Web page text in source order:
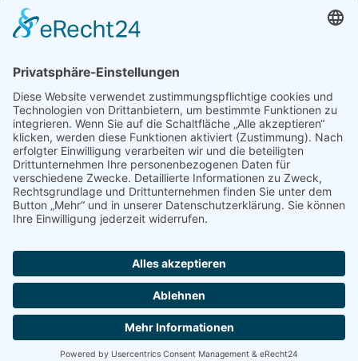
E-Mail: info@tca-ev.de
Sicherheitsfrage*
Was ist die Summe aus 1 und 6?
Abonnieren Sie den kostenlosen TCA-Newsletter und
verpassen Sie keine Neuigkeit mehr.